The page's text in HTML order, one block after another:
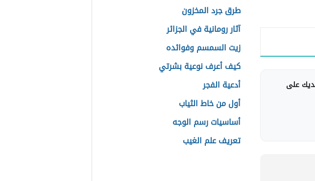
على
طرق جرد المخزون
آثار رومانية في الجزائر
زيت السمسم وفوائده
كيف أعرف نوعية بشرتي
أدعية الفجر
أول من خاط الثياب
أساسيات رسم الوجه
تعريف علم الغيب